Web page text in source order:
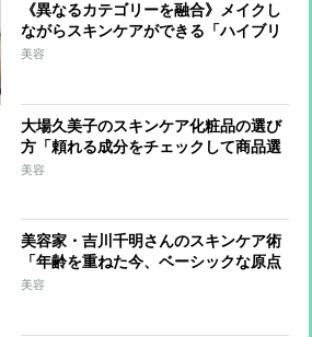
《異なるカテゴリーを融合》メイクし
ながらスキンケアができる「ハイブリ
ッドコスメ」が新たに注目 各社で開
美容
大場久美子のスキンケア化粧品の選び
方「頼れる成分をチェックして商品選
びをしています」愛用する”女神肌”に
美容
美容家・吉川千明さんのスキンケア術
「年齢を重ねた今、ベーシックな原点
に戻りました」愛用するお茶の本格オ
美容